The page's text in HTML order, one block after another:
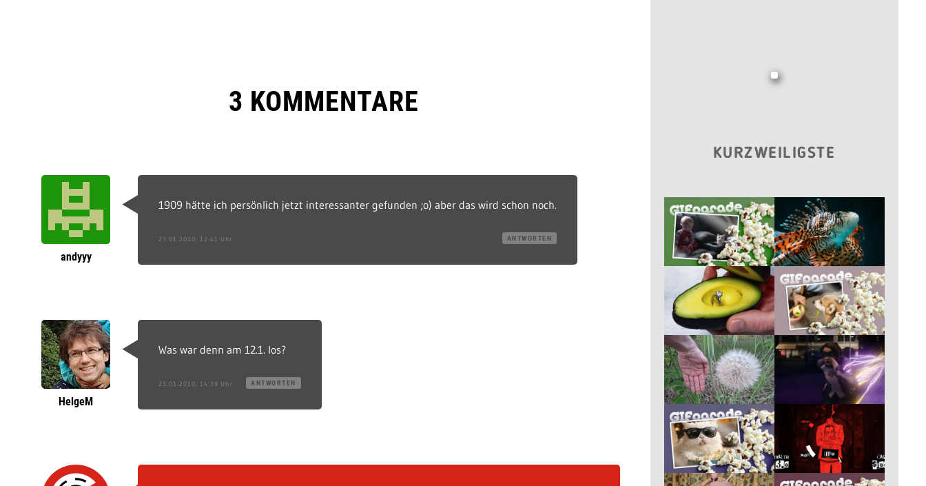
3 KOMMENTARE
andyyy
1909 hätte ich persönlich jetzt interessanter gefunden ;o) aber das wird schon noch.
23.01.2010, 12:41 Uhr ANTWORTEN
HelgeM
Was war denn am 12.1. los?
23.01.2010, 14:39 Uhr ANTWORTEN
KURZWEILIGSTE